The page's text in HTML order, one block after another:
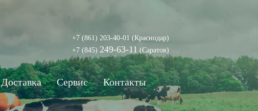
+7 (861) 203-40-01 (Краснодар)
+7 (845) 249-63-11 (Саратов)
Доставка Сервис Контакты